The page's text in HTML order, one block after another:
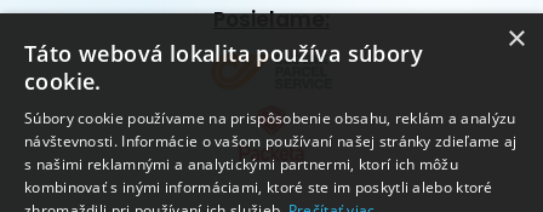
Posielame: ×
Táto webová lokalita používa súbory
cookie.
Súbory cookie používame na prispôsobenie obsahu, reklám a analýzu
návštevnosti. Informácie o vašom používaní našej stránky zdieľame aj
s našimi reklamnými a analytickými partnermi, ktorí ich môžu
kombinovať s inými informáciami, ktoré ste im poskytli alebo ktoré